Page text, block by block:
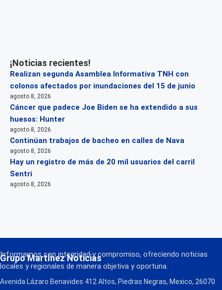
¡Noticias recientes!
Realizan segunda Asamblea Informativa TNH con
colonos afectados por inundaciones del 15 de junio
agosto 8, 2026
Cáncer que padece Joe Biden se ha extendido a sus
huesos: Hunter
agosto 8, 2026
Continúan trabajos de bacheo en calles de Nava
agosto 8, 2026
Hay un registro de más de 20 mil usuarios del carril
Sentri
agosto 8, 2026
Grupo Martínez Noticias
Informamos con integridad y compromiso, ofreciendo noticias
locales y regionales de manera objetiva y oportuna.
Avenida Lázaro Benavides 412 Altos, Piedras Negras, Mexico, 26070